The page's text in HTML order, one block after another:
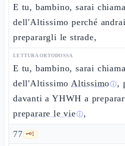
E tu, bambino, sarai
dell'Altissimo perché
preparargli le strade,
LETTURA ORTODOSSA
E tu, bambino, sarai
dell'AltissimoAltissimoⓘ,
davanti a YHWH a
preparare le vieⓘ,
77 🗝️1